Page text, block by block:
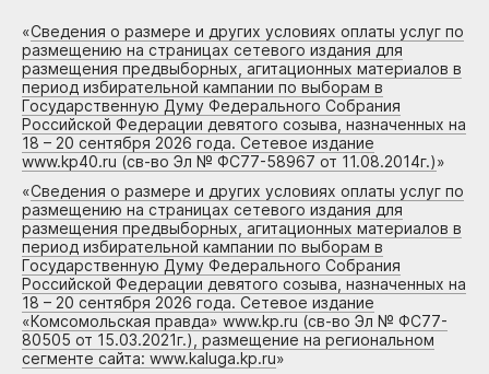
«Сведения о размере и других условиях оплаты услуг по
размещению на страницах сетевого издания для
размещения предвыборных, агитационных материалов в
период избирательной кампании по выборам в
Государственную Думу Федерального Собрания
Российской Федерации девятого созыва, назначенных на
18 – 20 сентября 2026 года. Сетевое издание
www.kp40.ru (св-во Эл № ФС77-58967 от 11.08.2014г.)»
«Сведения о размере и других условиях оплаты услуг по
размещению на страницах сетевого издания для
размещения предвыборных, агитационных материалов в
период избирательной кампании по выборам в
Государственную Думу Федерального Собрания
Российской Федерации девятого созыва, назначенных на
18 – 20 сентября 2026 года. Сетевое издание
«Комсомольская правда» www.kp.ru (св-во Эл № ФС77-
80505 от 15.03.2021г.), размещение на региональном
сегменте сайта: www.kaluga.kp.ru»